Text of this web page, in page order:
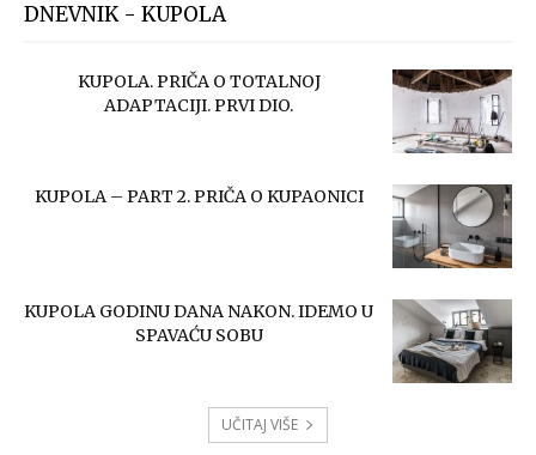
DNEVNIK - KUPOLA
KUPOLA. PRIČA O TOTALNOJ
ADAPTACIJI. PRVI DIO.
KUPOLA – PART 2. PRIČA O KUPAONICI
KUPOLA GODINU DANA NAKON. IDEMO U
SPAVAĆU SOBU
UČITAJ VIŠE